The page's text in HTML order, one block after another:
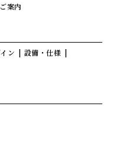
案内
ン
設備・仕様